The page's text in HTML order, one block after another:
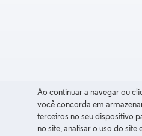
Ao continuar a navegar ou
você concorda em
terceiros no seu dispositivo
no site, analisar o uso do site